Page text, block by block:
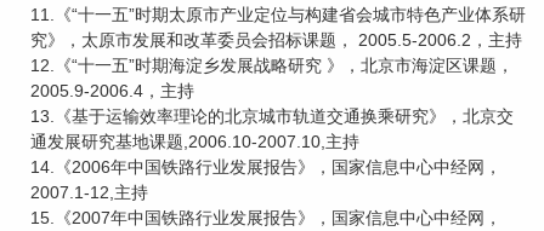
11.《“十一五”时期太原市产业定位与构建省会城市特色产业体系研
究》，太原市发展和改革委员会招标课题， 2005.5-2006.2，主持
12.《“十一五”时期海淀乡发展战略研究 》，北京市海淀区课题，
2005.9-2006.4，主持
13.《基于运输效率理论的北京城市轨道交通换乘研究》，北京交
通发展研究基地课题,2006.10-2007.10,主持
14.《2006年中国铁路行业发展报告》，国家信息中心中经网，
2007.1-12,主持
15.《2007年中国铁路行业发展报告》，国家信息中心中经网，